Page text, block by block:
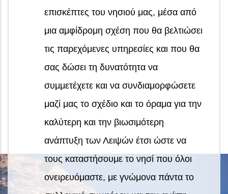
επισκέπτες του νησιού μας, μέσα από
μια αμφίδρομη σχέση που θα βελτιώσει
τις παρεχόμενες υπηρεσίες και που θα
σας δώσει τη δυνατότητα να
συμμετέχετε και να συνδιαμορφώσετε
μαζί μας το σχέδιο και το όραμα για την
καλύτερη και την βιωσιμότερη
ανάπτυξη των Λειψών έτσι ώστε να
τους καταστήσουμε το νησί που όλοι
ονειρευόμαστε, με γνώμονα πάντα το